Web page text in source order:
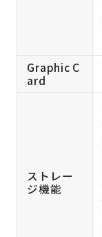
Graphic C
ard
ストレー
ジ機能